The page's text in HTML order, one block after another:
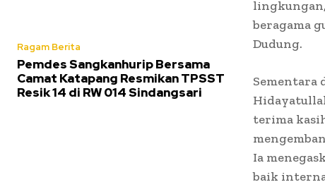
Ragam Berita
Pemdes Sangkanhurip Bersama
Camat Katapang Resmikan TPSST
Resik 14 di RW 014 Sindangsari
beragama
Dudung.
Sementara
terima
Ia
baik